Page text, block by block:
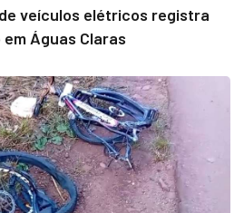
veículos elétricos registra
Águas Claras